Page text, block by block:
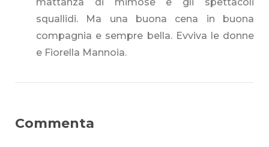
squallidi. Ma una buona cena in buona
compagnia e sempre bella. Evviva le donne
e Fiorella Mannoia.
Commenta